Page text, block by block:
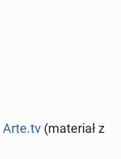
Arte.tv (ma­te­ri­ał z